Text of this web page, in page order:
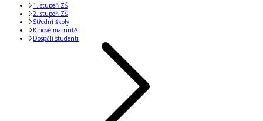
1. stupeň ZŠ
2. stupeň ZŠ
Střední školy
K nové maturitě
Dospělí studenti